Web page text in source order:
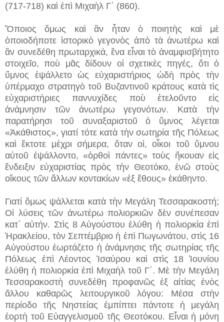
(717-718) καὶ ἐπὶ Μιχαὴλ Γ΄ (860).
Ὅποιος ὅμως καὶ ἂν ἦταν ὁ ποιητὴς καὶ μὲ
ὁποιοδήποτε ἱστορικὸ γεγονὸς ἀπὸ τὰ ἀνωτέρω καὶ
ἂν συνεδέθη πρωταρχικά, ἕνα εἶναι τὸ ἀναμφισβήτητο
στοιχεῖο, ποὺ μᾶς δίδουν οἱ σχετικὲς πηγές, ὅτι ὁ
ὕμνος ἐψάλλετο ὡς εὐχαριστήριος ὠδὴ πρὸς τὴν
ὑπέρμαχο στρατηγὸ τοῦ Βυζαντινοῦ κράτους κατὰ τὶς
εὐχαριστήριες παννυχίδες ποὺ ἐτελοῦντο εἰς
ἀνάμνησιν τῶν ἀνωτέρω γεγονότων. Κατὰ τὴν
παρατήρησι τοῦ συναξαριστοῦ ὁ ὕμνος λέγεται
«Ἀκάθιστος», γιατί τότε κατὰ τὴν σωτηρία τῆς Πόλεως
καὶ ἔκτοτε μέχρι σήμερα, ὅταν οἱ, οἶκοι τοῦ ὕμνου
αὐτοῦ ἐψάλλοντο, «ὀρθοὶ πάντες» τοὺς ἤκουαν εἰς
ἔνδειξιν εὐχαριστίας πρὸς τὴν Θεοτόκο, ἐνῶ στοὺς
οἴκους τῶν ἄλλων κοντακίων «ἐξ ἔθους» ἐκάθηντο.
Γιατί ὅμως ψάλλεται κατὰ τὴν Μεγάλη Τεσσαρακοστή;
Οἱ λύσεις τῶν ἀνωτέρω πολιορκιῶν δὲν συνέπεσαν
κατ΄ αὐτήν. Στὶς 8 Αὐγούστου ἐλύθη ἡ πολιορκία ἐπὶ
Ἡρακλείου, τὸν Σεπτέμβριο ἡ ἐπὶ Πωγωνάτου, στὶς 16
Αὐγούστου ἐωρτάζετο ἡ ἀνάμνησις τῆς σωτηρίας τῆς
Πόλεως ἐπὶ Λέοντος Ἰσαύρου καὶ στὶς 18 Ἰουνίου
ἐλύθη ἡ πολιορκία ἐπὶ Μιχαὴλ τοῦ Γ΄. Μὲ τὴν Μεγάλη
Τεσσαρακοστὴ συνεδέθη προφανῶς ἐξ αἰτίας ἑνὸς
ἄλλου καθαρῶς λειτουργικοῦ λόγου: Μέσα στὴν
περίοδο τῆς Νηστείας ἐμπίπτει πάντοτε ἡ μεγάλη
ἑορτὴ τοῦ Εὐαγγελισμοῦ τῆς Θεοτόκου. Εἶναι ἡ μόνη